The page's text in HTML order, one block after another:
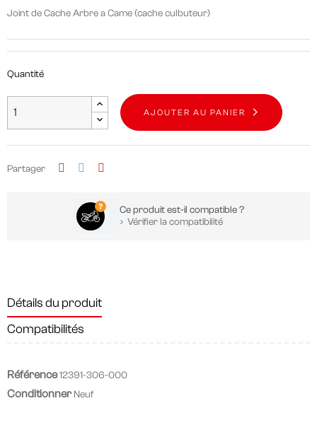
Joint de Cache Arbre a Came (cache culbuteur)
Quantité
AJOUTER AU PANIER
Partager
Ce produit est-il compatible ?
Vérifier la compatibilité
Détails du produit
Compatibilités
Référence12391-306-000
Conditionner Neuf